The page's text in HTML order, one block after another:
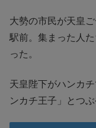
大勢の市民が天皇
駅前。集まった人
った。
天皇陛下がハンカ
ンカチ王子」とつぶ